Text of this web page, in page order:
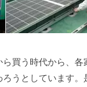
買う時代から、各
うとしています。